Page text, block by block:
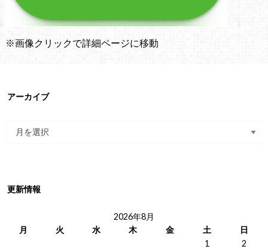
※画像クリックで詳細ページに移動
アーカイブ
更新情報
2026年8月
月
火 水 木 金 土
日
1
2